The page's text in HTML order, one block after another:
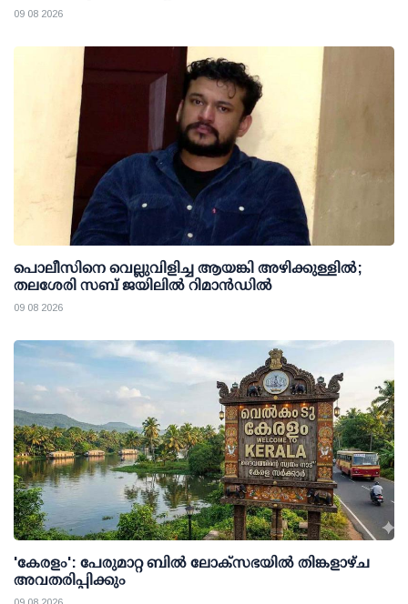
09 08 2026
പൊലീസിനെ വെല്ലുവിളിച്ച ആയങ്കി അഴിക്കുള്ളില്‍;
തലശേരി സബ് ജയിലില്‍ റിമാന്‍ഡില്‍
09 08 2026
'കേരളം': പേരുമാറ്റ ബില്‍ ലോക്സഭയില്‍ തിങ്കളാഴ്ച
അവതരിപ്പിക്കും